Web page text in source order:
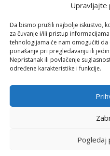
Upravljajte
Da bismo pružili najbolje iskustvo,
za čuvanje i/ili pristup
tehnologijama će nam omogućiti
ponašanje pri pregledavanju ili
Nepristanak ili povlačenje
određene karakteristike i funkcije.
Pogledaj
Izjava o
Informacije
Institut za razvoj i
OIB: